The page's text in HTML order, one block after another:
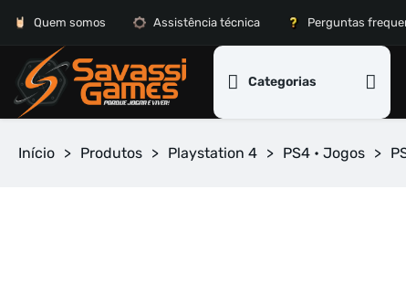
Quem somos Assistência técnica Perguntas
Categorias
Início > Produtos > Playstation 4 > PS4 • Jogos >